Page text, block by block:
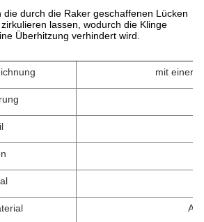
die durch die Raker geschaffenen Lücken
lassen, wodurch die Klinge
Überhitzung verhindert wird.
mit einer